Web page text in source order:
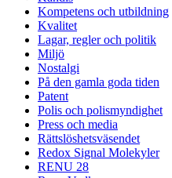
Kompetens och utbildning
Kvalitet
Lagar, regler och politik
Miljö
Nostalgi
På den gamla goda tiden
Patent
Polis och polismyndighet
Press och media
Rättslöshetsväsendet
Redox Signal Molekyler
RENU 28